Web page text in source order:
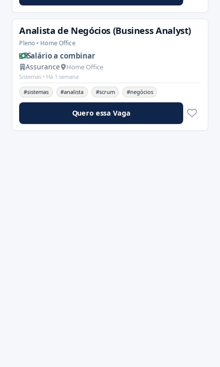
Analista de Negócios (Business Analyst)
Pleno • Home Office
Salário a combinar
Assurance Home Office
Sistemas • Há 1 semana
#sistemas #analista #scrum #negócios
Quero essa Vaga